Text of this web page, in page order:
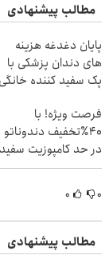
مطالب پیشنهادی
پایان دغدغه هزینه
های دندان پزشکی با
پک سفید کننده خانگی
فرصت ویژه! با
40٪تخفیف دندوناتو
در حد کامپوزیت سفید
کن
۰ ۰
مطالب پیشنهادی